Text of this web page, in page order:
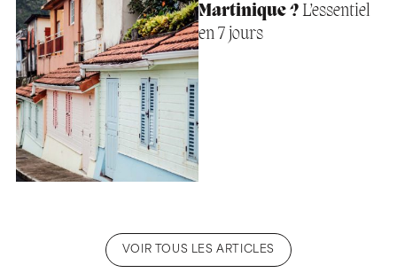
Martinique ?L’essentiel
en 7 jours
VOIR TOUS LES ARTICLES